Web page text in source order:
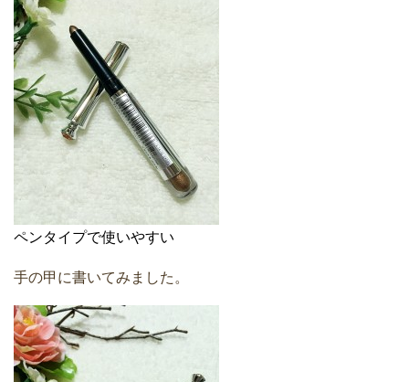
ペンタイプで使いやすい
手の甲に書いてみました。